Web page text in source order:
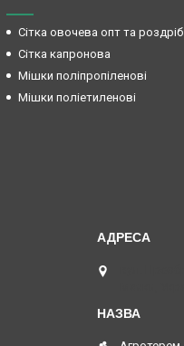
Сітка овочева опт та роздріб
Сітка капронова
Мішки поліпропіленові
Мішки поліетиленові